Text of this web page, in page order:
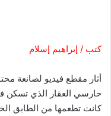
كتب / إبراهيم إسلام
أثار مقطع فيديو لصانعة
حارسي العقار الذي تسكن
كانت تطعمها من الطابق